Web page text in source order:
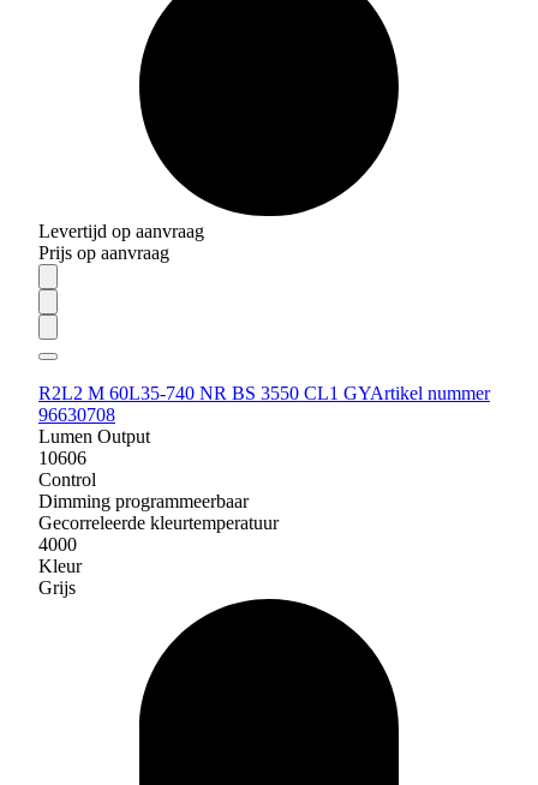
Levertijd op aanvraag
Prijs op aanvraag
R2L2 M 60L35-740 NR BS 3550 CL1 GYArtikel nummer
96630708
Lumen Output
10606
Control
Dimming programmeerbaar
Gecorreleerde kleurtemperatuur
4000
Kleur
Grijs